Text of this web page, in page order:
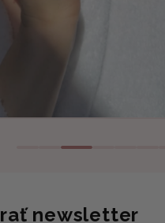
newsletter